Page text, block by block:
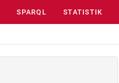
SPARQL STATISTIK